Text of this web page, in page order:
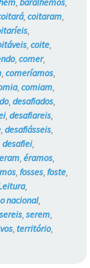
,coitaram,
,
,coite,
,comer,
,comeríamos,
,comiam,
,desafiados,
,desafiareis,
,desafiásseis,
desafiei,
eram,éramos,
,fosses,foste,
,
nacional,
sereis,serem,
,território,